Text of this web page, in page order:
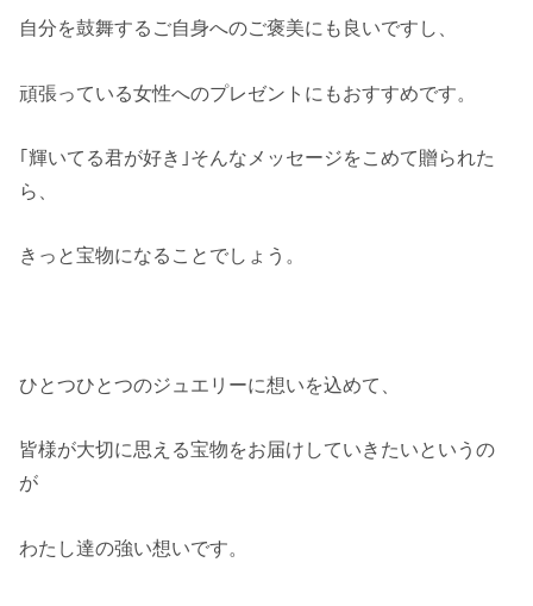
自分を鼓舞するご自身へのご褒美にも良いですし、
頑張っている女性へのプレゼントにもおすすめです。
｢輝いてる君が好き｣そんなメッセージをこめて贈られた
ら、
きっと宝物になることでしょう。
ひとつひとつのジュエリーに想いを込めて、
皆様が大切に思える宝物をお届けしていきたいというの
が
わたし達の強い想いです。